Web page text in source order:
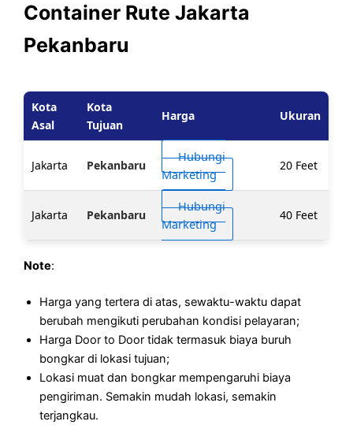
Container Rute Jakarta
Pekanbaru
Kota
Asal
Kota
Tujuan
Harga Ukuran
Jakarta Pekanbaru
Hubungi
Marketing
20 Feet
Jakarta Pekanbaru
Hubungi
Marketing
40 Feet
Note:
Harga yang tertera di atas, sewaktu-waktu dapat
berubah mengikuti perubahan kondisi pelayaran;
Harga Door to Door tidak termasuk biaya buruh
bongkar di lokasi tujuan;
Lokasi muat dan bongkar mempengaruhi biaya
pengiriman. Semakin mudah lokasi, semakin
terjangkau.